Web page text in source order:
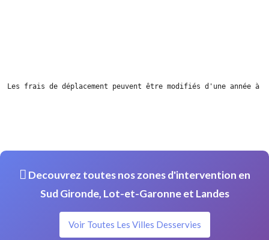
Les frais de déplacement peuvent être modifiés d'une année à
Decouvrez toutes nos zones d'intervention en
Sud Gironde, Lot-et-Garonne et Landes
Voir Toutes Les Villes Desservies